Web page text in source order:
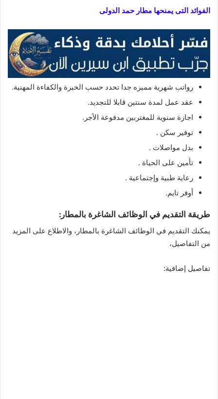
الفوائد التى يمنحها مطار حمد الدولى
رواتب شهرية مميزه جدا تحدد حسب الخبرة والكفاءة المهنية.
عقد عمل لمدة سنتين قابلا للتجديد.
اجازة سنوية للمغتربين مدفوعة الأجر.
توفير سكن .
بدل مواصلات .
تأمين على الحياة .
رعاية طبية وإجتماعية .
أوفر تايم.
طريقة التقديم في الوظائف الشاغرة بالمطار:
يمكنك التقديم في الوظائف الشاغرة بالمطار، والاطلاع على المزيد
من التفاصيل،
تفاصيل إضافية: